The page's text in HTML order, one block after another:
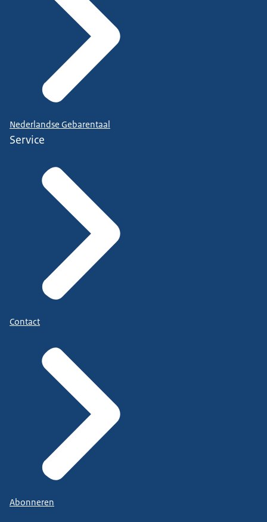
Nederlandse Gebarentaal
Service
Contact
Abonneren